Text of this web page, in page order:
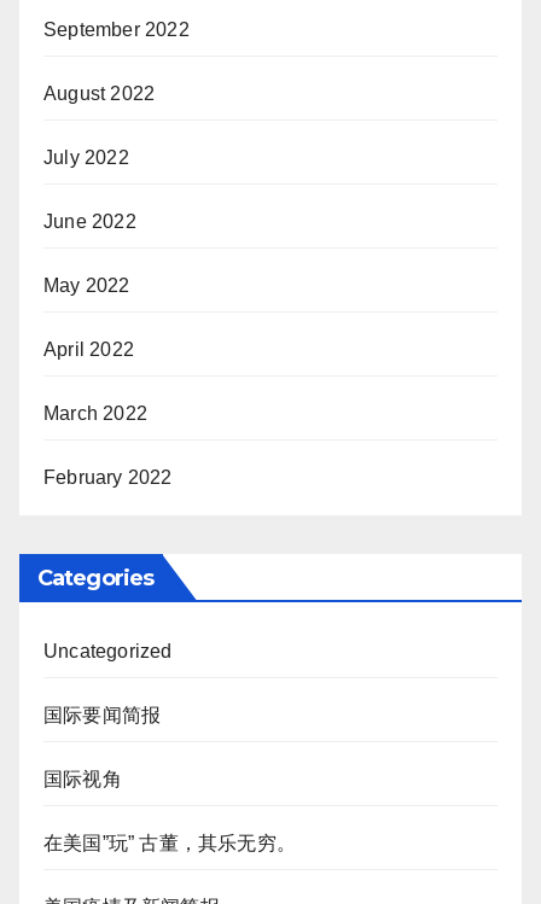
September 2022
August 2022
July 2022
June 2022
May 2022
April 2022
March 2022
February 2022
Categories
Uncategorized
国际要闻简报
国际视角
在美国”玩” 古董，其乐无穷。